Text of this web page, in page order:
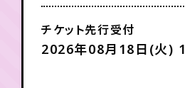
チケット先行受付
2026年08月18日(火)